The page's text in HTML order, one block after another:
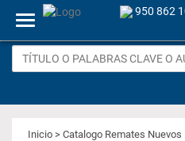
Menu
950 862
Inicio > Catalogo Remates Nuevos